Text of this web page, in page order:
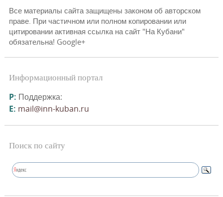
Все материалы сайта защищены законом об авторском
праве. При частичном или полном копировании или
цитировании активная ссылка на сайт "На Кубани"
обязательна! Google+
Информационный портал
P: Поддержка:
E: mail@inn-kuban.ru
Поиск по сайту